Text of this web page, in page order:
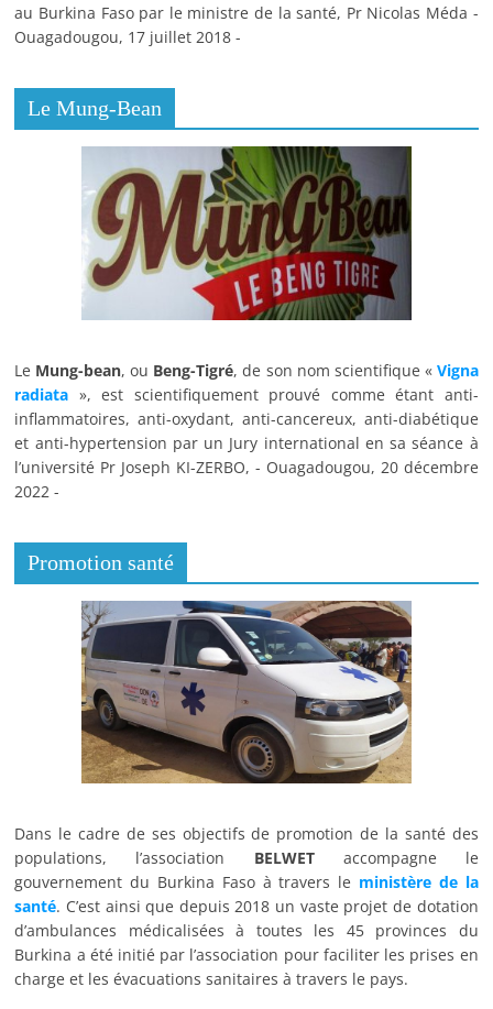
au Burkina Faso par le ministre de la santé, Pr Nicolas Méda -
Ouagadougou, 17 juillet 2018 -
Le Mung-Bean
Le Mung-bean, ou Beng-Tigré, de son nom scientifique « Vigna
radiata », est scientifiquement prouvé comme étant anti-
inflammatoires, anti-oxydant, anti-cancereux, anti-diabétique
et anti-hypertension par un Jury international en sa séance à
l’université Pr Joseph KI-ZERBO, - Ouagadougou, 20 décembre
2022 -
Promotion santé
Dans le cadre de ses objectifs de promotion de la santé des
populations, l’association BELWETaccompagne le
gouvernement du Burkina Faso à travers le ministère de la
santé. C’est ainsi que depuis 2018 un vaste projet de dotation
d’ambulances médicalisées à toutes les 45 provinces du
Burkina a été initié par l’association pour faciliter les prises en
charge et les évacuations sanitaires à travers le pays.